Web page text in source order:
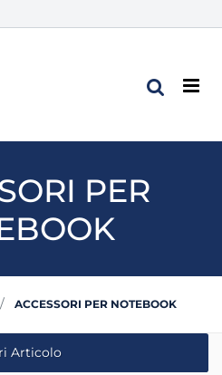
PER
ACCESSORI PER NOTEBOOK
Articolo